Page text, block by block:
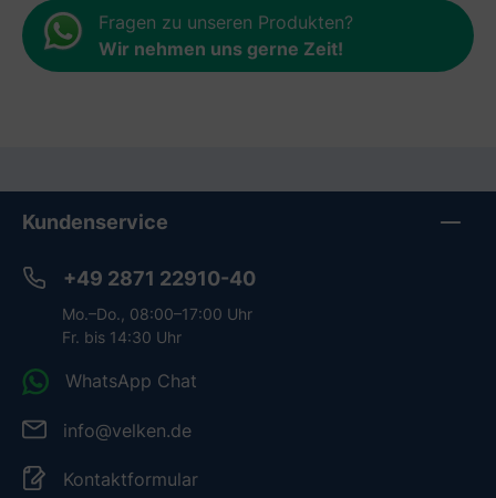
Fragen zu unseren Produkten?
Wir nehmen uns gerne Zeit!
Kundenservice
+49 2871 22910-40
Mo.–Do., 08:00–17:00 Uhr
Fr. bis 14:30 Uhr
WhatsApp Chat
info@velken.de
Kontaktformular